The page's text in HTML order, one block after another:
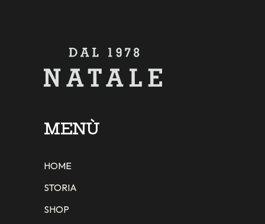
MENÙ
HOME
STORIA
SHOP